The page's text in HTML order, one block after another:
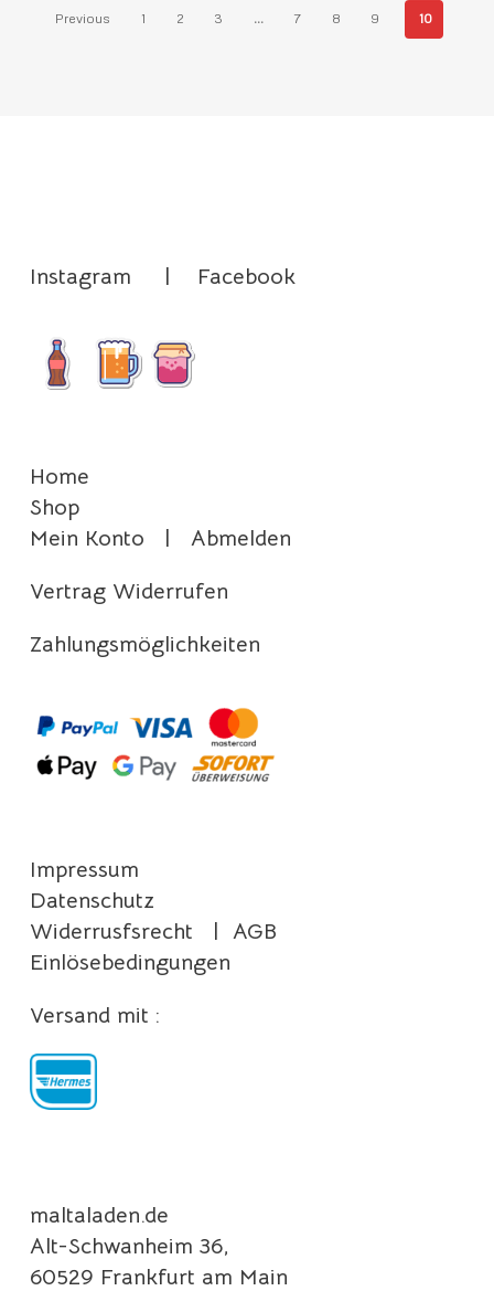
Previous 1 2 3 … 7 8 9 10
Instagram Facebook
Home
Shop
Mein Konto
Abmelden
Vertrag Widerrufen
Zahlungsmöglichkeiten
Impressum
Datenschutz
Widerrusfsrecht
AGB
Einlösebedingungen
Versand mit :
maltaladen.de
Alt-Schwanheim 36,
60529 Frankfurt am Main